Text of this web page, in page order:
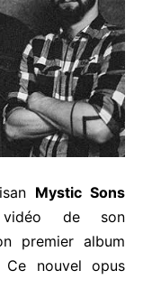
Mystic Sons
de son
premier album
Ce nouvel opus